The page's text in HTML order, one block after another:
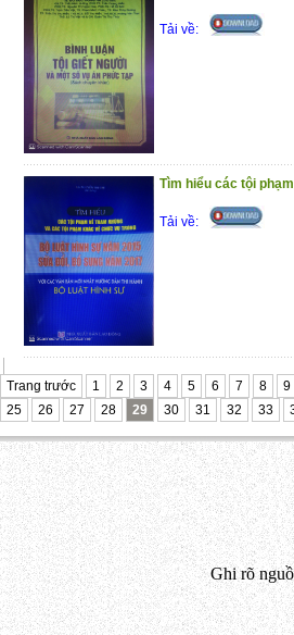
Tải về:
Tìm hiểu các tội
Tải về:
Trang trước 1 2 3 4 5 6 7 8 9
25
26 27 28 29 30 31 32 33
Ghi rõ